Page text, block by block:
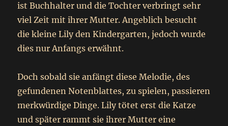
ist Buchhalter und die Tochter verbringt sehr
viel Zeit mit ihrer Mutter. Angeblich besucht
die kleine Lily den Kindergarten, jedoch wurde
dies nur Anfangs erwähnt.
Doch sobald sie anfängt diese Melodie, des
gefundenen Notenblattes, zu spielen, passieren
merkwürdige Dinge. Lily tötet erst die Katze
und später rammt sie ihrer Mutter eine